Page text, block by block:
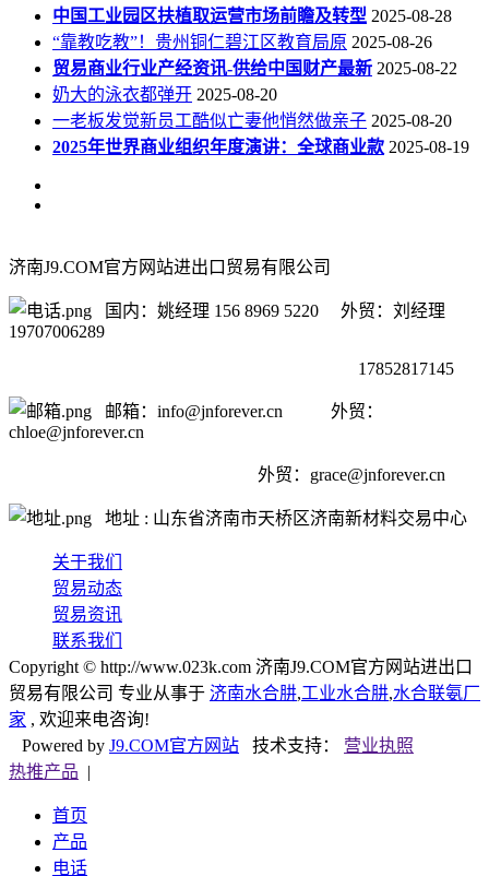
中国工业园区扶植取运营市场前瞻及转型 2025-08-28
“靠教吃教”！贵州铜仁碧江区教育局原 2025-08-26
贸易商业行业产经资讯-供给中国财产最新 2025-08-22
奶大的泳衣都弹开 2025-08-20
一老板发觉新员工酷似亡妻他悄然做亲子 2025-08-20
2025年世界商业组织年度演讲：全球商业款 2025-08-19
济南J9.COM官方网站进出口贸易有限公司
国内：姚经理 156 8969 5220 外贸：刘经理
19707006289
17852817145
邮箱：info@jnforever.cn 外贸：
chloe@jnforever.cn
外贸： grace@jnforever.cn
地址 : 山东省济南市天桥区济南新材料交易中心
关于我们
贸易动态
贸易资讯
联系我们
Copyright © http://www.023k.com 济南J9.COM官方网站进出口
贸易有限公司 专业从事于 济南水合肼,工业水合肼,水合联氨厂
家 , 欢迎来电咨询!
Powered by J9.COM官方网站 技术支持： 营业执照
热推产品 |
首页
产品
电话